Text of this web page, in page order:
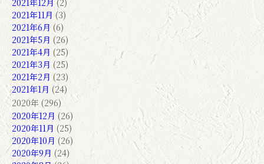
2021年12月 (2)
2021年11月 (3)
2021年6月 (6)
2021年5月 (26)
2021年4月 (25)
2021年3月 (25)
2021年2月 (23)
2021年1月 (24)
2020年 (296)
2020年12月 (26)
2020年11月 (25)
2020年10月 (26)
2020年9月 (24)